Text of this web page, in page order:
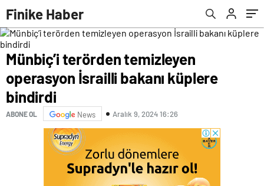
Finike Haber
Münbiç’i terörden temizleyen
operasyon İsrailli bakanı küplere
bindirdi
ABONE OL News Aralık 9, 2024 16:26